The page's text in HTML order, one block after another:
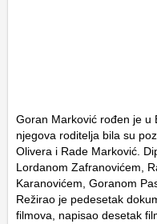
Goran Marković rođen je u
njegova roditelja bila su
Olivera i Rade Marković.
Lordanom Zafranovićem,
Karanovićem, Goranom
Režirao je pedesetak
filmova, napisao desetak